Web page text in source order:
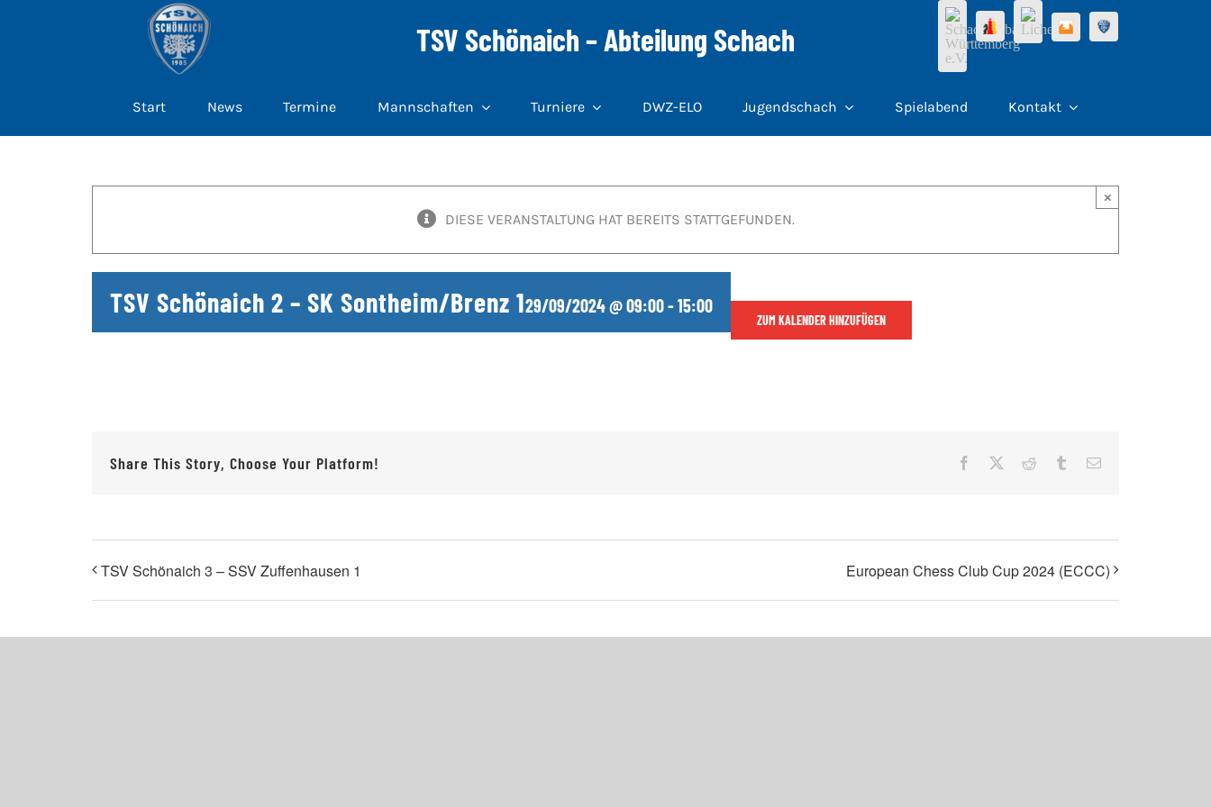
TSV Schönaich – Abteilung Schach
Start News Termine Mannschaften Turniere DWZ-ELO Jugendschach Spielabend Kontakt
DIESE VERANSTALTUNG HAT BEREITS STATTGEFUNDEN.
×
TSV Schönaich 2 – SK Sontheim/Brenz 129/09/2024 @ 09:00-15:00
ZUM KALENDER HINZUFÜGEN
Share This Story, Choose Your Platform! Facebook Reddit TumblrE-
TSV Schönaich 3 – SSV Zuffenhausen 1 European Chess Club Cup 2024 (ECCC)